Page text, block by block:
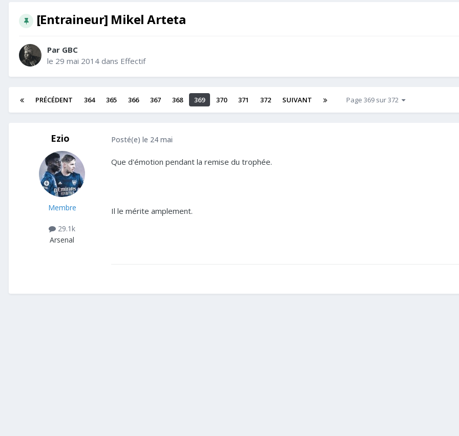
[Entraineur] Mikel Arteta
Par GBC
le 29 mai 2014 dans Effectif
PRÉCÉDENT 364 365 366 367 368 369 370 371 372 SUIVANT Page 369 sur 372
Ezio
Membre
29.1k
Arsenal
Posté(e) le 24 mai
Que d'émotion pendant la remise du trophée.
Il le mérite amplement.